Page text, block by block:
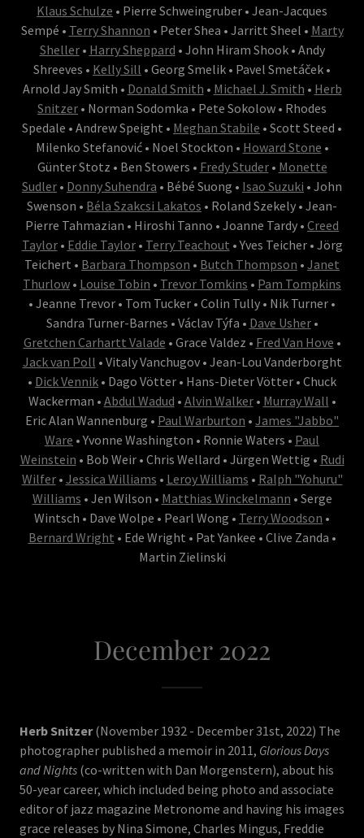
Klaus Schulze • Pierre Schweingruber • Jean-Jacques
Sempé • Terry Shannon • Peter Shea • Jarritt Sheel • Marty
Sheller• Harry Sheppard • John Hiram Shook • Andy
Shreeves • Kelly Sill • Georg Smelik • Pavel Smetáček •
Arnold Jay Smith • Donald Smith • Michael J. Smith • Herb
Snitzer • Norman Sodomka • Pete Sokolow • Rhodes
Spedale • Andrew Speight • Meghan Stabile • Scott Steed •
Milenko Stefanović • Noel Stockton • Howard Stone •
Günter Stotz • Ben Stowers • Fredy Studer• Monette
Sudler • Donny Suhendra • Bébé Suong • Isao Suzuki • John
Swenson • Béla Szakcsi Lakatos • Roland Szekely • Jean-
Pierre Tahmazian • Hiroshi Tanno • Joanne Tardy • Creed
Taylor• Eddie Taylor• Terry Teachout • Yves Teicher • Jörg
Teichert • Barbara Thompson • Butch Thompson • Janet
Thurlow • Louise Tobin • Trevor Tomkins • Pam Tompkins
• Jeanne Trevor • Tom Tucker • Colin Tully • Nik Turner •
Sandra Turner-Barnes • Václav Týfa • Dave Usher•
Gretchen Carhartt Valade • Grace Valdez • Fred Van Hove •
Jack van Poll • Vitaly Vanchugov • Jean-Lou Vanderborght
• Dick Vennik • Dago Vötter • Hans-Dieter Vötter • Chuck
Wackerman • Abdul Wadud • Alvin Walker• Murray Wall •
Eric Alan Wannenburg • Paul Warburton • James "Jabbo"
Ware • Yvonne Washington • Ronnie Waters • Paul
Weinstein • Bob Weir • Chris Wellard • Jürgen Wettig • Rudi
Wilfer• Jessica Williams • Leroy Williams • Ralph "Yohuru"
Williams • Jen Wilson • Matthias Winckelmann • Serge
Wintsch • Dave Wolpe • Pearl Wong • Terry Woodson •
Bernard Wright • Ede Wright • Pat Yankee • Clive Zanda •
Martin Zielinski
December 2022
Herb Snitzer(November 1932 - December 31st, 2022) The
photographer published a memoir in 2011, Glorious Days
and Nights (co-written with Dan Morgenstern), about his
50-year career, which included being photo and associate
editor of jazz magazine Metronome and having his images
grace releases by Nina Simone, Charles Mingus, Freddie